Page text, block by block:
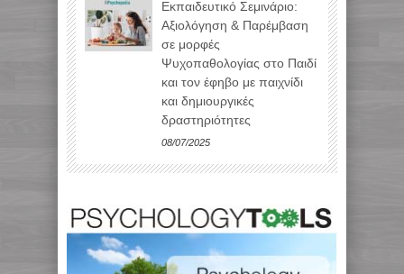
Εκπαιδευτικό Σεμινάριο:
Αξιολόγηση & Παρέμβαση
σε μορφές
Ψυχοπαθολογίας στο Παιδί
και τον έφηβο με παιχνίδι
και δημιουργικές
δραστηριότητες
08/07/2025